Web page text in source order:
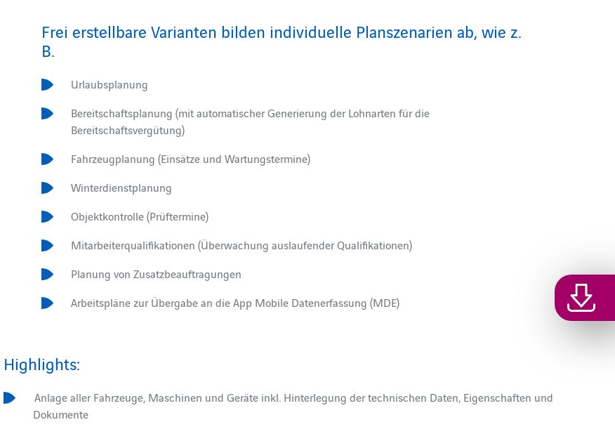
Frei erstellbare Varianten bilden individuelle Planszenarien ab, wie z.
B.
Urlaubsplanung
Bereitschaftsplanung (mit automatischer Generierung der Lohnarten für die
Bereitschaftsvergütung)
Fahrzeugplanung (Einsätze und Wartungstermine)
Winterdienstplanung
Objektkontrolle (Prüftermine)
Mitarbeiterqualifikationen (Überwachung auslaufender Qualifikationen)
Planung von Zusatzbeauftragungen
Arbeitspläne zur Übergabe an die App Mobile Datenerfassung (MDE)
Highlights:
Anlage aller Fahrzeuge, Maschinen und Geräte inkl. Hinterlegung der technischen Daten, Eigenschaften und
Dokumente